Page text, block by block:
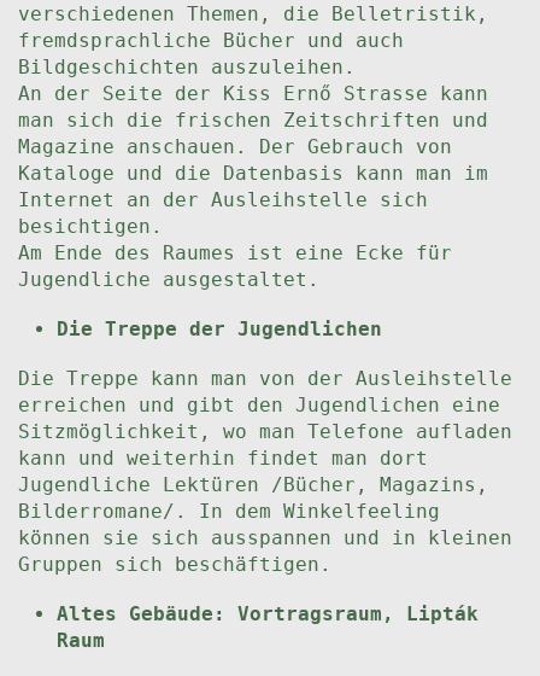
verschiedenen Themen, die Belletristik,
fremdsprachliche Bücher und auch
Bildgeschichten auszuleihen.
An der Seite der Kiss Ernő Strasse kann
man sich die frischen Zeitschriften und
Magazine anschauen. Der Gebrauch von
Kataloge und die Datenbasis kann man im
Internet an der Ausleihstelle sich
besichtigen.
Am Ende des Raumes ist eine Ecke für
Jugendliche ausgestaltet.
Die Treppe der Jugendlichen
Die Treppe kann man von der Ausleihstelle
erreichen und gibt den Jugendlichen eine
Sitzmöglichkeit, wo man Telefone aufladen
kann und weiterhin findet man dort
Jugendliche Lektüren /Bücher, Magazins,
Bilderromane/. In dem Winkelfeeling
können sie sich ausspannen und in kleinen
Gruppen sich beschäftigen.
Altes Gebäude: Vortragsraum, Lipták
Raum